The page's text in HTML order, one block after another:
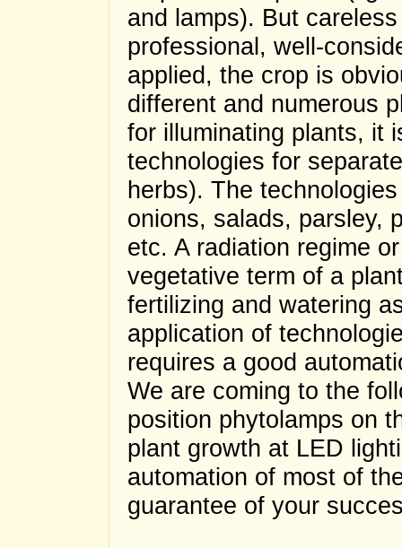
and lamps). But
professional, well-
applied, the crop is
different and numerous
for illuminating plants, it
technologies for
herbs). The
onions, salads, parsley,
etc. A radiation regime
vegetative term of a
fertilizing and watering
application of
requires a good
We are coming to the
position phytolamps on
plant growth at LED
automation of most of
guarantee of your